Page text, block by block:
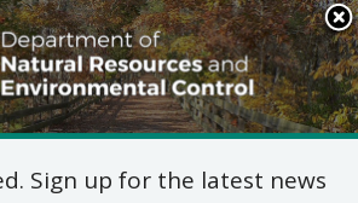
Search
This
Site
Sign up for the latest news